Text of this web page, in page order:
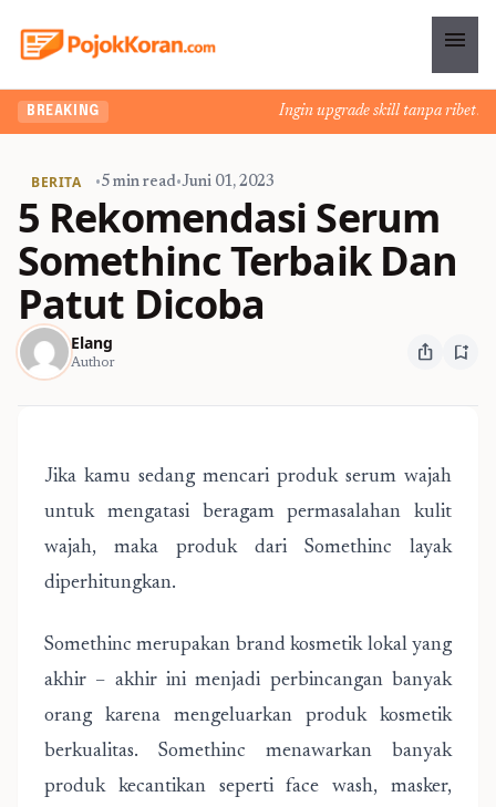
menu
BREAKING Ingin upgrade skill tanpa ribet?
BERITA •5 min read•Juni 01, 2023
5 Rekomendasi Serum
Somethinc Terbaik Dan
Patut Dicoba
Elang
Author ios_share bookmark_add
Jika kamu sedang mencari produk serum wajah
untuk mengatasi beragam permasalahan kulit
wajah, maka produk dari Somethinc layak
diperhitungkan.
Somethinc merupakan brand kosmetik lokal yang
akhir – akhir ini menjadi perbincangan banyak
orang karena mengeluarkan produk kosmetik
berkualitas. Somethinc menawarkan banyak
produk kecantikan seperti face wash, masker,